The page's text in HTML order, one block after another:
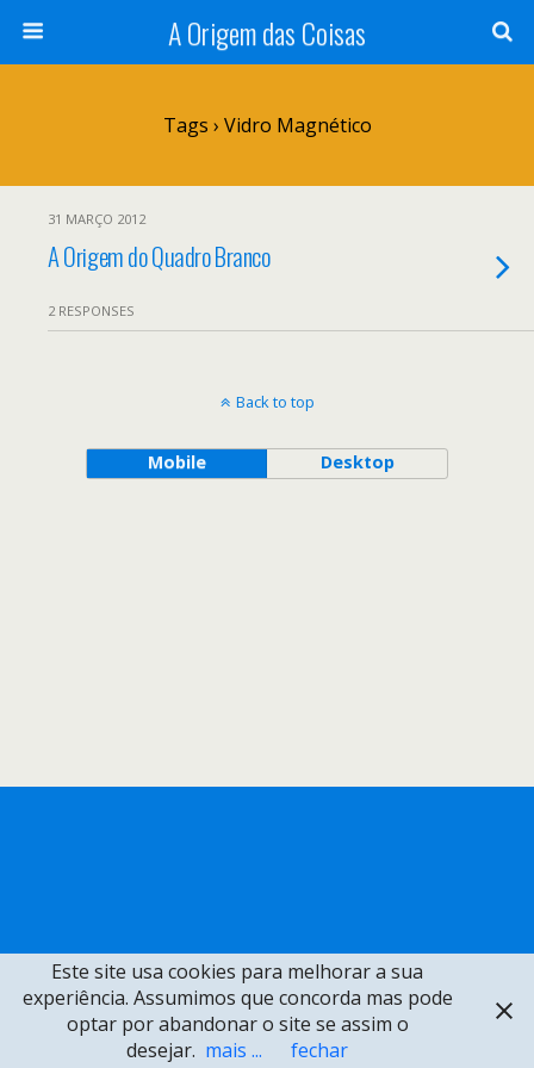
A Origem das Coisas
Tags › Vidro Magnético
31 MARÇO 2012
A Origem do Quadro Branco
2 RESPONSES
Back to top
Mobile Desktop
Este site usa cookies para melhorar a sua
experiência. Assumimos que concorda mas pode
optar por abandonar o site se assim o
desejar. mais ... fechar